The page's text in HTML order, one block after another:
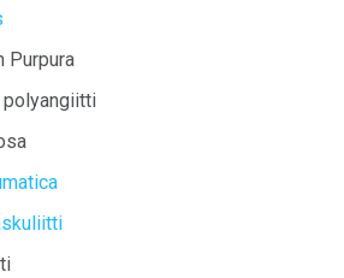
Purpura